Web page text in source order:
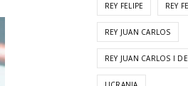
REY FELIPE REY
REY JUAN CARLOS
REY JUAN CARLOS I